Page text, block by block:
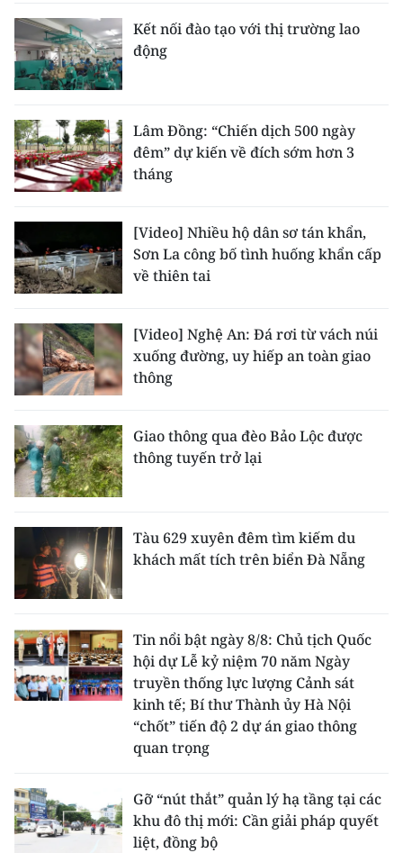
中文
РУССКИЙ
ESPAÑOL
한국어
Kết nối đào tạo với thị trường lao
động
Lâm Đồng: “Chiến dịch 500 ngày
đêm” dự kiến về đích sớm hơn 3
tháng
[Video] Nhiều hộ dân sơ tán khẩn,
Sơn La công bố tình huống khẩn cấp
về thiên tai
[Video] Nghệ An: Đá rơi từ vách núi
xuống đường, uy hiếp an toàn giao
thông
Giao thông qua đèo Bảo Lộc được
thông tuyến trở lại
Tàu 629 xuyên đêm tìm kiếm du
khách mất tích trên biển Đà Nẵng
Tin nổi bật ngày 8/8: Chủ tịch Quốc
hội dự Lễ kỷ niệm 70 năm Ngày
truyền thống lực lượng Cảnh sát
kinh tế; Bí thư Thành ủy Hà Nội
“chốt” tiến độ 2 dự án giao thông
quan trọng
Gỡ “nút thắt” quản lý hạ tầng tại các
khu đô thị mới: Cần giải pháp quyết
liệt, đồng bộ